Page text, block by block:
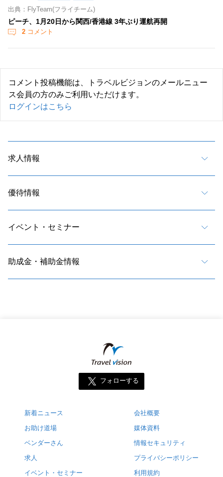
出典：FlyTeam(フライチーム)
ピーチ、1月20日から関西/香港線 3年ぶり運航再開
2 コメント
コメント投稿機能は、トラベルビジョンのメールニュー
ス会員の方のみご利用いただけます。
ログインはこちら
求人情報
優待情報
イベント・セミナー
助成金・補助金情報
フォローする
新着ニュース
お助け道場
ベンダーさん
求人
イベント・セミナー
会社概要
媒体資料
情報セキュリティ
プライバシーポリシー
利用規約